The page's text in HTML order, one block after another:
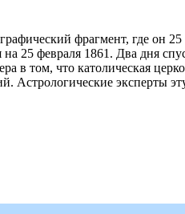
фрагмент, где он 25
25 февраля 1861. Два дня
том, что католическая
Астрологические эксперты